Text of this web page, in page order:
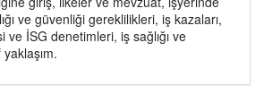
ve güvenliği gereklilikleri, iş kazaları,
ve İSG denetimleri, iş sağlığı ve